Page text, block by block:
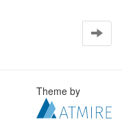
Theme by